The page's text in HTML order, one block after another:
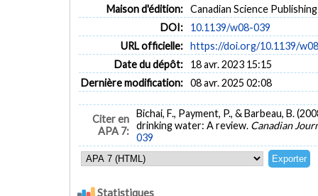
Maison d'édition: Canadian Science Publishing
DOI:
10.1139/w08-039
URL officielle: https://doi.org/10.1139/
Date du dépôt:
18 avr. 2023 15:15
Dernière modification: 08 avr. 2025 02:08
Citer en
APA 7:
Bichai, F., Payment, P., & Barbeau, B.
drinking water: A review. Canadian
039
Statistiques